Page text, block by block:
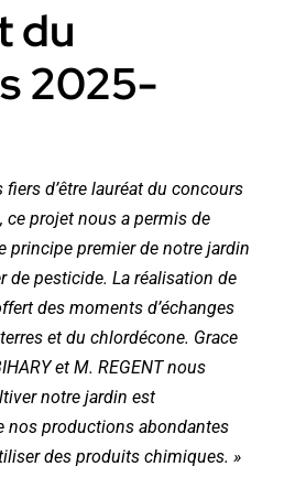
du
2025-
d’être lauréat du concours
ce projet nous a permis de
principe premier de notre jardin
de pesticide. La réalisation de
des moments d’échanges
et du chlordécone. Grace
et M. REGENT nous
notre jardin est
nos productions abondantes
des produits chimiques. »